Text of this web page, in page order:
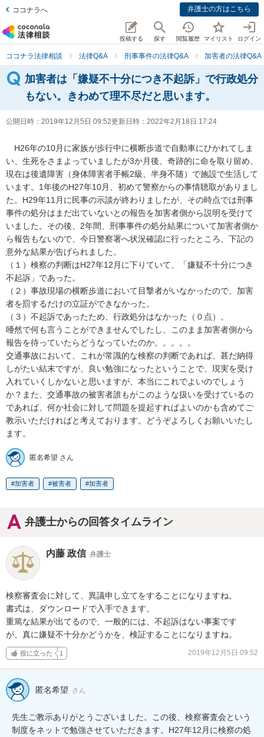
ココナラへ 弁護士の方はこちら
投稿する 探す 閲覧履歴 マイリスト ログイン
ココナラ法律相談 法律Q&A 刑事事件の法律Q&A 加害者の法律Q&A
加害者は「嫌疑不十分につき不起訴」で行政処分
もない。きわめて理不尽だと思います。
公開日時： 2019年12月5日 09:52更新日時： 2022年2月18日 17:24
H26年の10月に家族が歩行中に横断歩道で自動車にひかれてしま
い、生死をさまよっていましたが3か月後、奇跡的に命を取り留め、
現在は後遺障害（身体障害者手帳2級、半身不随）で施設で生活して
います。1年後のH27年10月、初めて警察からの事情聴取がありまし
た。H29年11月に民事の示談が終わりましたが、その時点では刑事
事件の処分はまだ出ていないとの報告を加害者側から説明を受けて
いました。その後、2年間、刑事事件の処分結果について加害者側か
ら報告もないので、今日警察署へ状況確認に行ったところ、下記の
意外な結果が告げられました。
（１）検察の判断はH27年12月に下りていて、「嫌疑不十分につき
不起訴」であった。
（２）事故現場の横断歩道において目撃者がいなかったので、加害
者を罰するだけの立証ができなかった。
（３）不起訴であったため、行政処分はなかった（０点）。
唖然で何も言うことができませんでしたし、このまま加害者側から
報告を待っていたらどうなっていたのか。。。。。
交通事故において、これが常識的な検察の判断であれば、甚だ納得
しがたい結末ですが、良い勉強になったということで、現実を受け
入れていくしかないと思いますが、本当にこれでよいのでしょう
か？また、交通事故の被害者誰もがこのような扱いを受けているの
であれば、何か社会に対して問題を提起すればよいのかも含めてご
教示いただければと考えております。どうぞよろしくお願いいたし
ます。
匿名希望 さん
加害者 被害者 加害者
弁護士からの回答タイムライン
内藤 政信 弁護士
検察審査会に対して、異議申し立てをすることになりますね。
書式は、ダウンロードで入手できます。
重篤な結果が出てるので、一般的には、不起訴はない事案です
が、真に嫌疑不十分かどうかを、検証することになりますね。
役に立った 1 2019年12月5日 09:52
匿名希望 さん
先生ご教示ありがとうございました。この後、検察審査会という
制度をネットで勉強させていただきます。H27年12月に検察の処